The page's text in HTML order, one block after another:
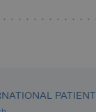
PATIENT